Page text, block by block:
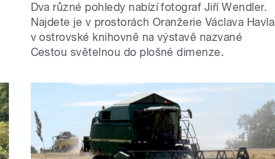
Dva různé pohledy nabízí fotograf Jiří Wendler.
Najdete je v prostorách Oranžerie Václava Havla
v ostrovské knihovně na výstavě nazvané
Cestou světelnou do plošné dimenze.